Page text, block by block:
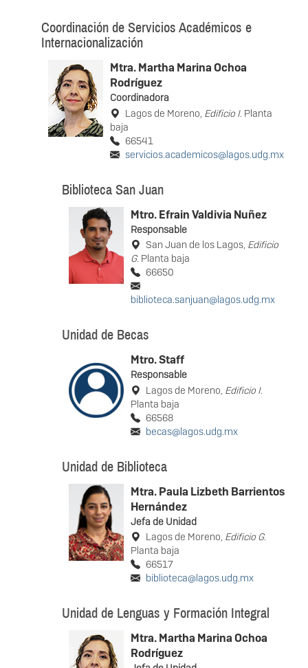
Coordinación de Servicios Académicos e
Internacionalización
Mtra. Martha Marina Ochoa
Rodríguez
Coordinadora
Lagos de Moreno, Edificio I. Planta
baja
66541
servicios.academicos@lagos.udg.mx
Biblioteca San Juan
Mtro. Efrain Valdivia Nuñez
Responsable
San Juan de los Lagos, Edificio
G. Planta baja
66650
biblioteca.sanjuan@lagos.udg.mx
Unidad de Becas
Mtro. Staff
Responsable
Lagos de Moreno, Edificio I.
Planta baja
66568
becas@lagos.udg.mx
Unidad de Biblioteca
Mtra. Paula Lizbeth Barrientos
Hernández
Jefa de Unidad
Lagos de Moreno, Edificio G.
Planta baja
66517
biblioteca@lagos.udg.mx
Unidad de Lenguas y Formación Integral
Mtra. Martha Marina Ochoa
Rodríguez